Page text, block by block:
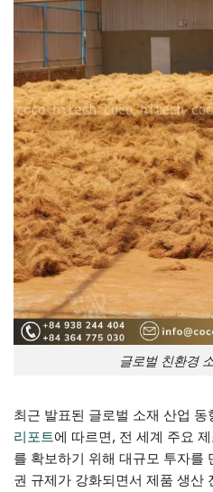
글로벌 친환경
최근 발표된 글로벌 소재 산업 동
리포트에 따르면, 전 세계 주요
를 확보하기 위해 대규모 투자를
권 규제가 강화되면서 제품 생산